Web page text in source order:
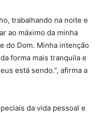
trabalhando na noite e
ao máximo da minha
do Dom. Minha intenção
forma mais tranquila e
está sendo.”, afirma a
da vida pessoal e